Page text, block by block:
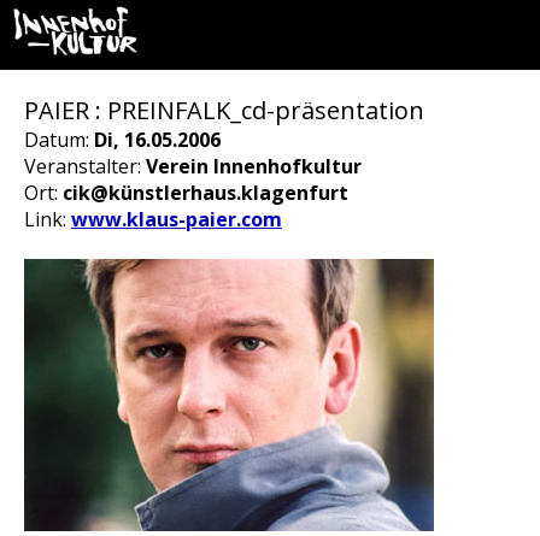
PAIER : PREINFALK_cd-präsentation
Datum: Di, 16.05.2006
Veranstalter: Verein Innenhofkultur
Ort: cik@künstlerhaus.klagenfurt
Link: www.klaus-paier.com